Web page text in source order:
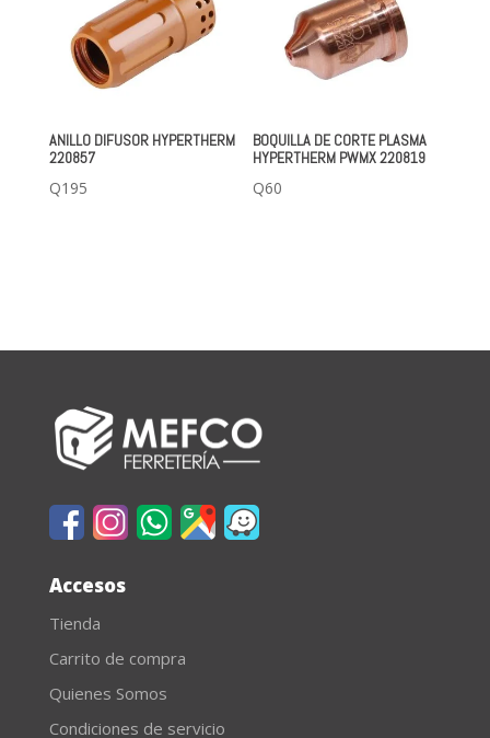
ANILLO DIFUSOR HYPERTHERM
220857
Q195
BOQUILLA DE CORTE PLASMA
HYPERTHERM PWMX 220819
Q60
Accesos
Tienda
Carrito de compra
Quienes Somos
Condiciones de servicio